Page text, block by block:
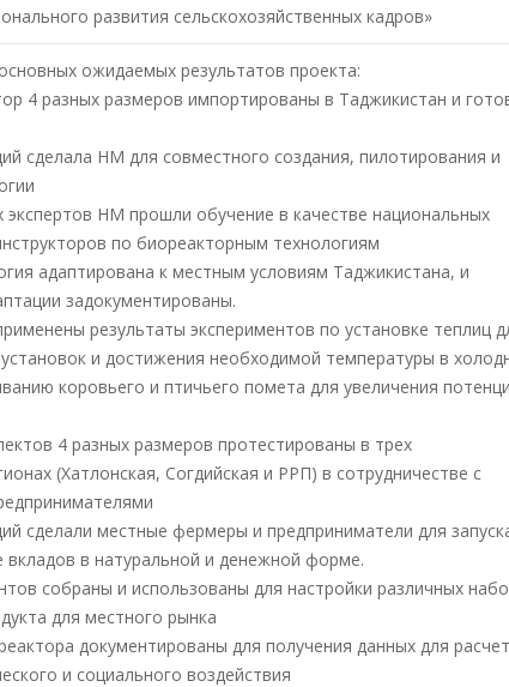
развития сельскохозяйственных кадров»
ожидаемых результатов проекта:
4 разных размеров импортированы в Таджикистан и
сделала НМ для совместного создания, пилотирования и
НМ прошли обучение в качестве национальных
по биореакторным технологиям
адаптирована к местным условиям Таджикистана, и
задокументированы.
результаты экспериментов по установке теплиц
и достижения необходимой температуры в
коровьего и птичьего помета для увеличения
4 разных размеров протестированы в трех
(Хатлонская, Согдийская и РРП) в сотрудничестве с
сделали местные фермеры и предприниматели для
вкладов в натуральной и денежной форме.
собраны и использованы для настройки различных
для местного рынка
документированы для получения данных для
и социального воздействия